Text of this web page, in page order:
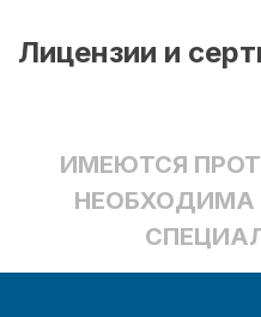
Лицензии и
ИМЕЮТСЯ
НЕОБХОДИМА